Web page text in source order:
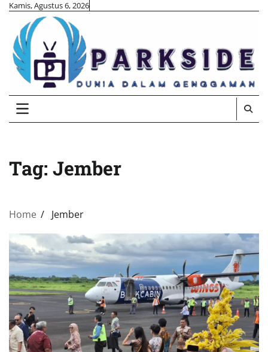
Skip
content
Kamis, Agustus 6, 2026
Tag: Jember
Home Jember